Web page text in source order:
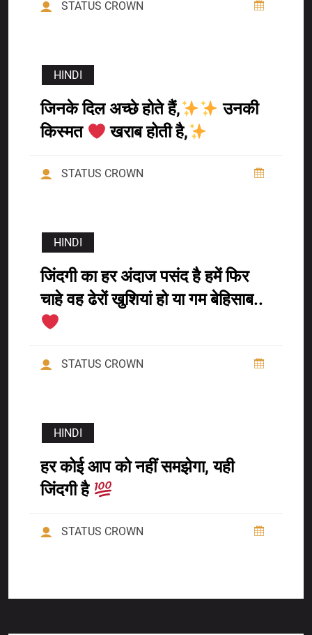
STATUS CROWN
HINDI
जिनके दिल अच्छे होते हैं,
उनकी
किस्मत
खराब होती है,
STATUS CROWN
HINDI
जिंदगी का हर अंदाज पसंद है हमें फिर
चाहे वह ढेरों खुशियां हो या गम बेहिसाब..
STATUS CROWN
HINDI
हर कोई आप को नहीं समझेगा, यही
जिंदगी है
STATUS CROWN